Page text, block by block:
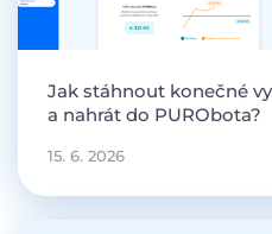
Jak stáhnout konečné
a nahrát do PURObota?
15. 6. 2026